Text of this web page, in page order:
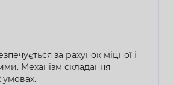
за рахунок міцної і
Механізм складання